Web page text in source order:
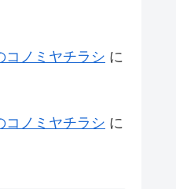
コノミヤチラシ に
コノミヤチラシ に